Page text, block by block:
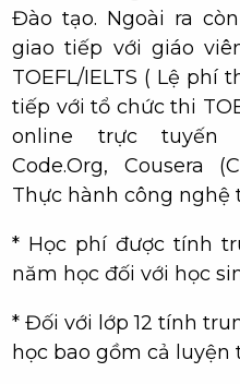
Đào tạo. Ngoài ra
giao tiếp với giáo
TOEFL/IELTS ( Lệ phí
tiếp với tổ chức thi
online trực tuyến
Code.Org, Cousera
Thực hành công
* Học phí được tính
năm học đối với học
* Đối với lớp 12 tính
học bao gồm cả luyện